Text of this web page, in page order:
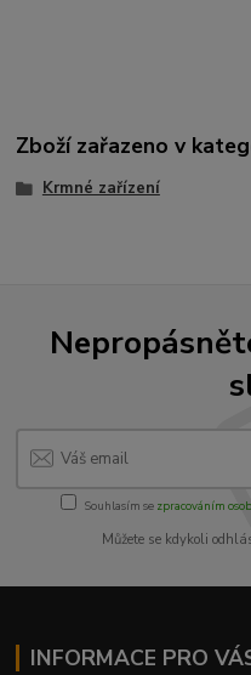
Zboží zařazeno v
Krmné zařízení
Souhlasím se zpracováním
Můžete se kdykoli
INFORMACE PRO